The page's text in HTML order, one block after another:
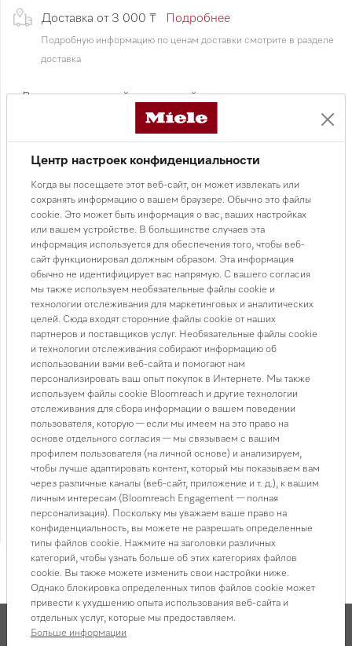
Доставка от 3 000 ₸ Подробнее
Подробную информацию по ценам доставки смотрите в разделе
доставка
• Вытяжка с плоской выдвижной панелью
• Панель управления чёрный обсидиан шириной 90 см
• Сенсорное управление SmartControl
• Светодиодная планка для равномерной подсветки
• Десятислойный жироулавливающий фильтр из
нержавеющей стали
• Объединение в сеть с системой Miele@home
• Автоматическая функция Con@ctivity 3.0
• Остаточный ход мотора 5 и 15 минут
• Индикатор насыщения фильтров
• Светодиодная подсветка (1 × 3 Вт)
• Скоростные режимы: 3 + 2 интенсивные ступени
Booster
• Максимальная вытяжная мощность 720 м³/ч
• Защитное отключение
• Поверхность CleanCover
• Воздуховод сверху
• Обратный клапан в комплекте
• Возможен режим циркуляции (с фильтрами Active
AirClean или Longlife AirClean)
• Страна-производитель: Германия
• Гарантия 2 года
Смотреть все характеристики
Центр настроек конфиденциальности
Когда вы посещаете этот веб-сайт, он может извлекать или
сохранять информацию о вашем браузере. Обычно это файлы
cookie. Это может быть информация о вас, ваших настройках
или вашем устройстве. В большинстве случаев эта
информация используется для обеспечения того, чтобы веб-
сайт функционировал должным образом. Эта информация
обычно не идентифицирует вас напрямую. С вашего согласия
мы также используем необязательные файлы cookie и
технологии отслеживания для маркетинговых и аналитических
целей. Сюда входят сторонние файлы cookie от наших
партнеров и поставщиков услуг. Необязательные файлы cookie
и технологии отслеживания собирают информацию об
использовании вами веб-сайта и помогают нам
персонализировать ваш опыт покупок в Интернете. Мы также
используем файлы cookie Bloomreach и другие технологии
отслеживания для сбора информации о вашем поведении
пользователя, которую — если мы имеем на это право на
основе отдельного согласия — мы связываем с вашим
профилем пользователя (на личной основе) и анализируем,
чтобы лучше адаптировать контент, который мы показываем вам
через различные каналы (веб-сайт, приложение и т. д.), к вашим
личным интересам (Bloomreach Engagement — полная
персонализация). Поскольку мы уважаем ваше право на
конфиденциальность, вы можете не разрешать определенные
типы файлов cookie. Нажмите на заголовки различных
категорий, чтобы узнать больше об этих категориях файлов
cookie. Вы также можете изменить свои настройки ниже.
Однако блокировка определенных типов файлов cookie может
привести к ухудшению опыта использования веб-сайта и
отдельных услуг, которые мы предоставляем.
Больше информации